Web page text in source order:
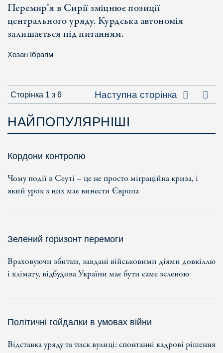
Перемир’я в Сирії зміцнює позиції
центрального уряду. Курдська автономія
залишається під питанням.
Хозан Ібрагім
Сторінка 1 з 6 Наступна сторінка
НАЙПОПУЛЯРНІШІ
Кордони контролю
Чому події в Сеуті – це не просто міграційна криза, і
який урок з них має винести Європа
Зелений горизонт перемоги
Враховуючи збитки, завдані військовими діями довкіллю
і клімату, відбудова України має бути саме зеленою
Політичні гойдалки в умовах війни
Відставка уряду та тиск вулиці: спонтанні кадрові рішення